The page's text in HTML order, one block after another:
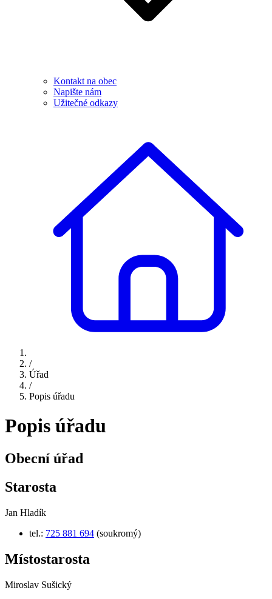
Kontakt na obec
Napište nám
Užitečné odkazy
/
Úřad
/
Popis úřadu
Popis úřadu
Obecní úřad
Starosta
Jan Hladík
tel.: 725 881 694 (soukromý)
Místostarosta
Miroslav Sušický